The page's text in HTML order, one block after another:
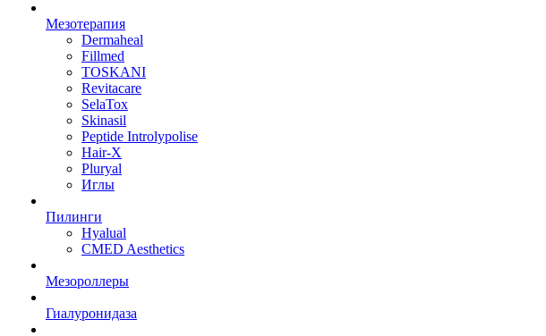
Мезотерапия
Dermaheal
Fillmed
TOSKANI
Revitacare
SelaTox
Skinasil
Peptide Introlypolise
Hair-X
Pluryal
Иглы
Пилинги
Hyalual
CMED Aesthetics
Мезороллеры
Гиалуронидаза